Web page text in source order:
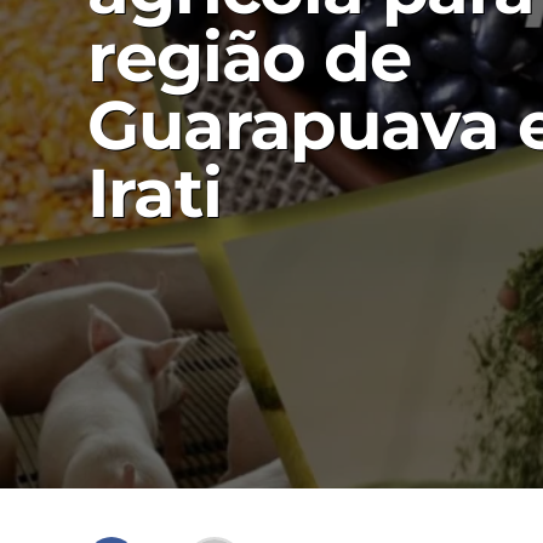
região de
Guarapuava
Irati